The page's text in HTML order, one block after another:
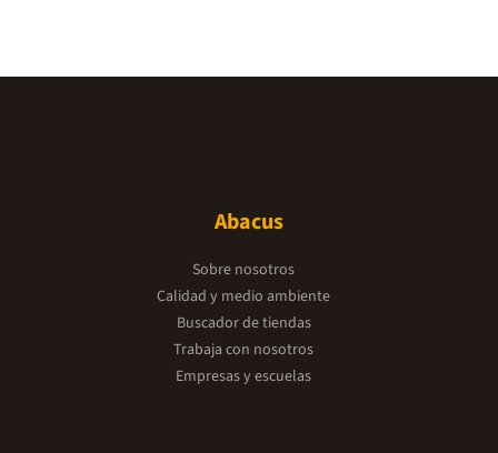
Abacus
Sobre nosotros
Calidad y medio ambiente
Buscador de tiendas
Trabaja con nosotros
Empresas y escuelas